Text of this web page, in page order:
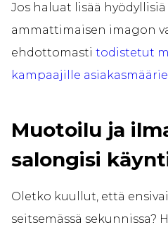
Jos haluat lisää
ammattimaisen imagon
ehdottomasti todistetut
kampaajille
Muotoilu ja
salongisi
Oletko kuullut, että
seitsemässä sekunnissa?